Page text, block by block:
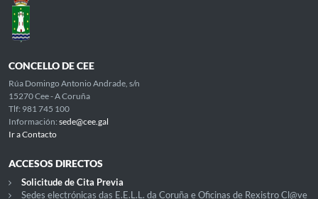
CONCELLO DE CEE
Rúa Domingo Antonio Andrade, s/n
15270 Cee - A Coruña
Tlf: 981 745 100
Información: sede@cee.gal
Ir a Contacto
ACCESOS DIRECTOS
Solicitude de Cita Previa
Sedes electrónicas das E.E.L.L. da Coruña e Oficinas de Rexistro Cl@ve